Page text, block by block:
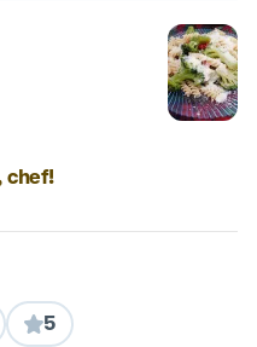
chef!
5